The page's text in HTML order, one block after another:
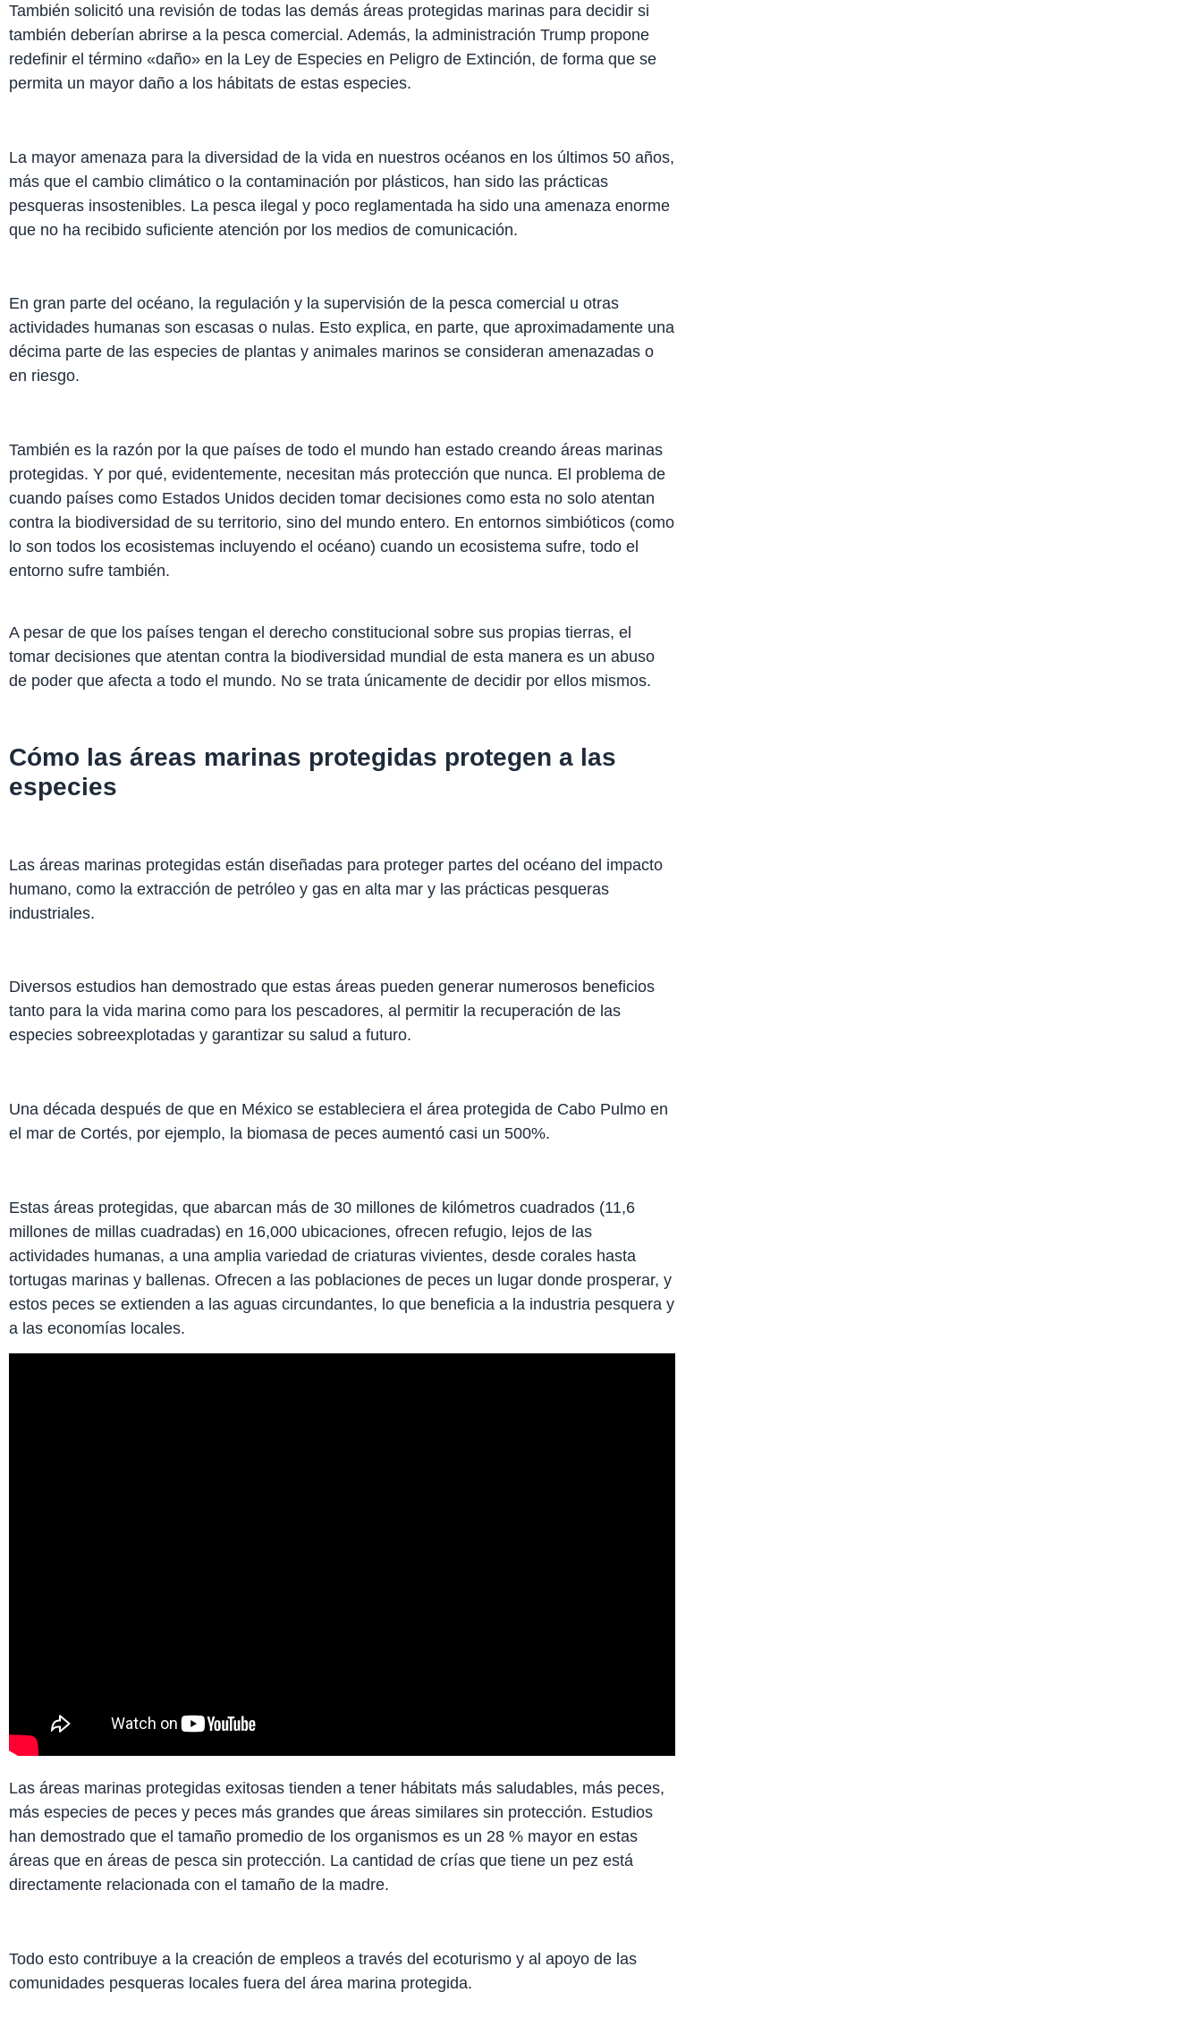
También solicitó una revisión de todas las demás áreas protegidas marinas para decidir si
también deberían abrirse a la pesca comercial. Además, la administración Trump propone
redefinir el término «daño» en la Ley de Especies en Peligro de Extinción, de forma que se
permita un mayor daño a los hábitats de estas especies.
La mayor amenaza para la diversidad de la vida en nuestros océanos en los últimos 50 años,
más que el cambio climático o la contaminación por plásticos, han sido las prácticas
pesqueras insostenibles. La pesca ilegal y poco reglamentada ha sido una amenaza enorme
que no ha recibido suficiente atención por los medios de comunicación.
En gran parte del océano, la regulación y la supervisión de la pesca comercial u otras
actividades humanas son escasas o nulas. Esto explica, en parte, que aproximadamente una
décima parte de las especies de plantas y animales marinos se consideran amenazadas o
en riesgo.
También es la razón por la que países de todo el mundo han estado creando áreas marinas
protegidas. Y por qué, evidentemente, necesitan más protección que nunca. El problema de
cuando países como Estados Unidos deciden tomar decisiones como esta no solo atentan
contra la biodiversidad de su territorio, sino del mundo entero. En entornos simbióticos (como
lo son todos los ecosistemas incluyendo el océano) cuando un ecosistema sufre, todo el
entorno sufre también.
A pesar de que los países tengan el derecho constitucional sobre sus propias tierras, el
tomar decisiones que atentan contra la biodiversidad mundial de esta manera es un abuso
de poder que afecta a todo el mundo. No se trata únicamente de decidir por ellos mismos.
Cómo las áreas marinas protegidas protegen a las
especies
Las áreas marinas protegidas están diseñadas para proteger partes del océano del impacto
humano, como la extracción de petróleo y gas en alta mar y las prácticas pesqueras
industriales.
Diversos estudios han demostrado que estas áreas pueden generar numerosos beneficios
tanto para la vida marina como para los pescadores, al permitir la recuperación de las
especies sobreexplotadas y garantizar su salud a futuro.
Una década después de que en México se estableciera el área protegida de Cabo Pulmo en
el mar de Cortés, por ejemplo, la biomasa de peces aumentó casi un 500%.
Estas áreas protegidas, que abarcan más de 30 millones de kilómetros cuadrados (11,6
millones de millas cuadradas) en 16,000 ubicaciones, ofrecen refugio, lejos de las
actividades humanas, a una amplia variedad de criaturas vivientes, desde corales hasta
tortugas marinas y ballenas. Ofrecen a las poblaciones de peces un lugar donde prosperar, y
estos peces se extienden a las aguas circundantes, lo que beneficia a la industria pesquera y
a las economías locales.
Las áreas marinas protegidas exitosas tienden a tener hábitats más saludables, más peces,
más especies de peces y peces más grandes que áreas similares sin protección. Estudios
han demostrado que el tamaño promedio de los organismos es un 28 % mayor en estas
áreas que en áreas de pesca sin protección. La cantidad de crías que tiene un pez está
directamente relacionada con el tamaño de la madre.
Todo esto contribuye a la creación de empleos a través del ecoturismo y al apoyo de las
comunidades pesqueras locales fuera del área marina protegida.